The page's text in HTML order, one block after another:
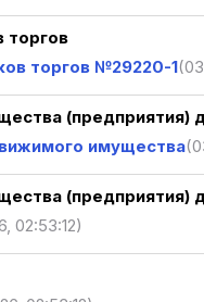
торгов
торгов №29220-1
(предприятия)
имущества
(предприятия)
02:53:12)